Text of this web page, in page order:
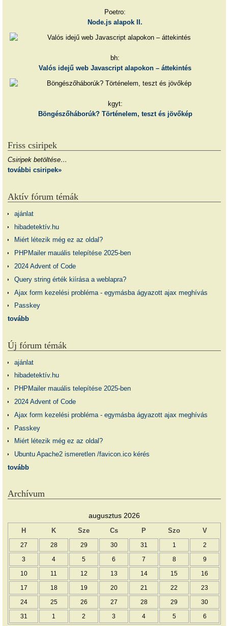
Poetro:
Node.js alapok II.
bh:
Valós idejű web Javascript alapokon – áttekintés
kgyt:
Böngészőháborúk? Történelem, teszt és jövőkép
Friss csiripek
Csiripek betöltése…
további csiripek»
Aktív fórum témák
ajánlat
hibadetektív.hu
Miért létezik még ez az oldal?
PHPMailer mauális telepítése 2025-ben
2024 Advent of Code
Query string érték kiírása a weblapra?
Ajax form kezelési probléma - egymásba ágyazott ajax meghívás
Passkey
tovább
Új fórum témák
ajánlat
hibadetektív.hu
PHPMailer mauális telepítése 2025-ben
2024 Advent of Code
Ajax form kezelési probléma - egymásba ágyazott ajax meghívás
Passkey
Miért létezik még ez az oldal?
Ubuntu Apache2 ismeretlen /favicon.ico kérés
tovább
Archívum
augusztus 2026
H K Sze Cs P Szo V
27 28 29 30 31 1 2
3 4 5 6 7 8 9
10 11 12 13 14 15 16
17 18 19 20 21 22 23
24 25 26 27 28 29 30
31 1 2 3 4 5 6